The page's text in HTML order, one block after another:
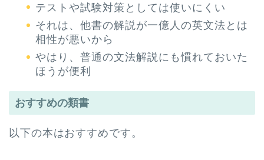
テストや試験対策としては使いにくい
それは、他書の解説が一億人の英文法とは
相性が悪いから
やはり、普通の文法解説にも慣れておいた
ほうが便利
おすすめの類書
以下の本はおすすめです。